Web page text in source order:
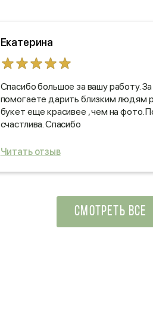
Екатерина
Спасибо большое за вашу работу.
помогаете дарить близким людям
букет еще красивее , чем на фото.
счастлива. Спасибо
Читать отзыв
СМОТРЕТЬ ВСЕ